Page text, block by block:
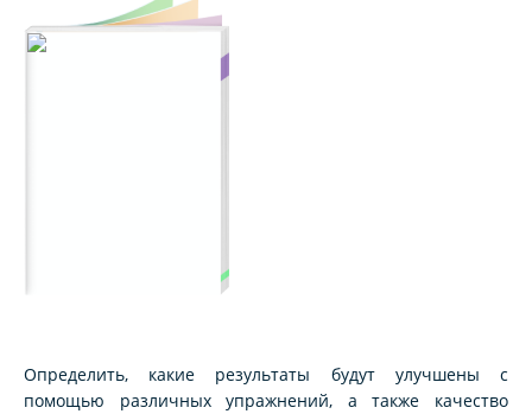
Определить, какие результаты будут улучшены с
помощью различных упражнений, а также качество